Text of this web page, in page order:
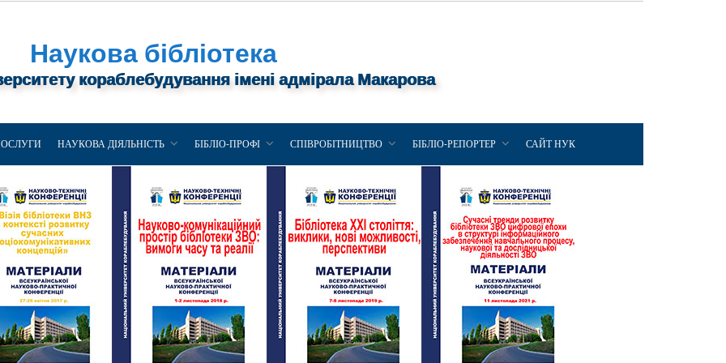
Наукова бібліотека
кораблебудування імені адмірала Макарова
НАУКОВА ДІЯЛЬНІСТЬ БІБЛІО-ПРОФІ СПІВРОБІТНИЦТВО БІБЛІО-РЕПОРТЕР САЙТ НУК